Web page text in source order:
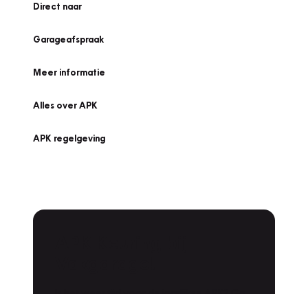
Direct naar
Garageafspraak
Meer informatie
Alles over APK
APK regelgeving